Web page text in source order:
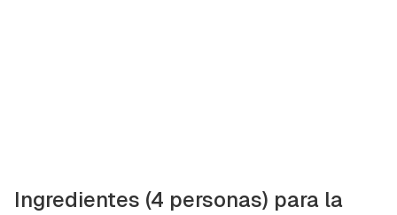
Ingredientes (4 personas) para la